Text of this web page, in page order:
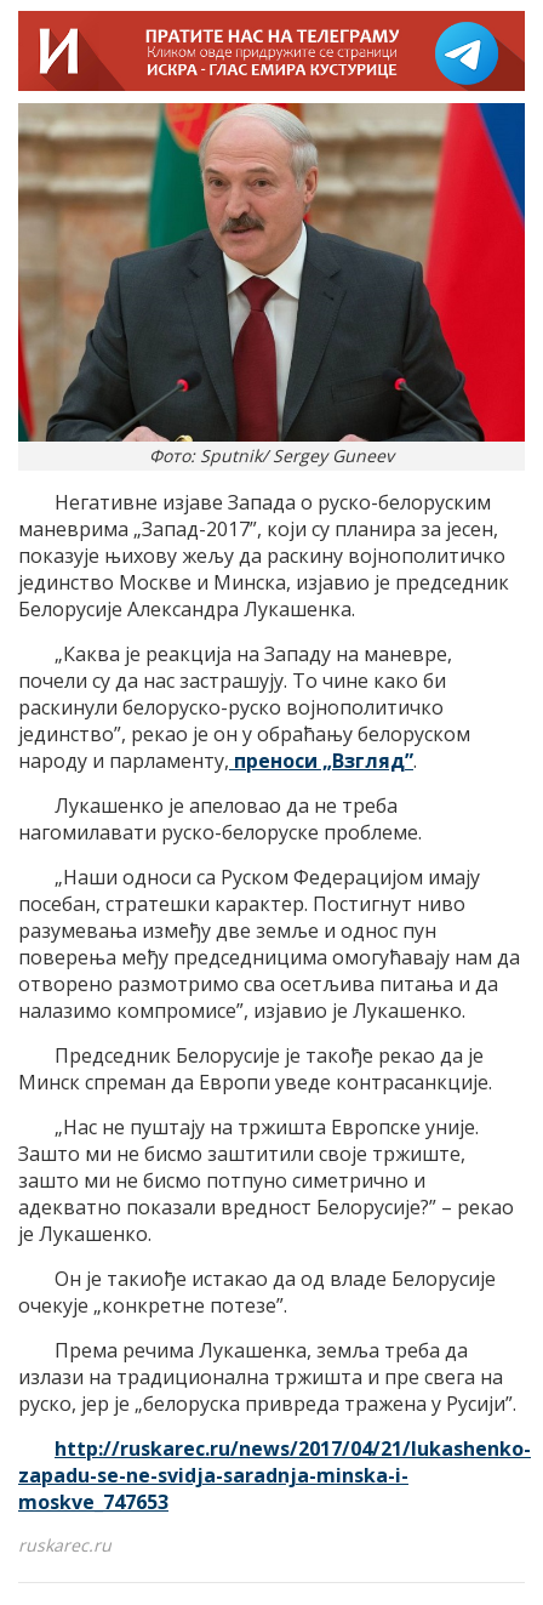
Фото: Sputnik/ Sergey Guneev
Негативне изјаве Запада о руско-белоруским
маневрима „Запад-2017”, који су планира за јесен,
показује њихову жељу да раскину војнополитичко
јединство Москве и Минска, изјавио је председник
Белорусије Александра Лукашенка.
„Каква је реакција на Западу на маневре,
почели су да нас застрашују. То чине како би
раскинули белоруско-руско војнополитичко
јединство”, рекао је он у обраћању белоруском
народу и парламенту, преноси „Взгляд”.
Лукашенко је апеловао да не треба
нагомилавати руско-белоруске проблеме.
„Наши односи са Руском Федерацијом имају
посебан, стратешки карактер. Постигнут ниво
разумевања између две земље и однос пун
поверења међу председницима омогућавају нам да
отворено размотримо сва осетљива питања и да
налазимо компромисе”, изјавио је Лукашенко.
Председник Белорусије је такође рекао да је
Минск спреман да Европи уведе контрасанкције.
„Нас не пуштају на тржишта Европске уније.
Зашто ми не бисмо заштитили своје тржиште,
зашто ми не бисмо потпуно симетрично и
адекватно показали вредност Белорусије?” – рекао
је Лукашенко.
Он је такиође истакао да од владе Белорусије
очекује „конкретне потезе”.
Према речима Лукашенка, земља треба да
излази на традиционална тржишта и пре свега на
руско, јер је „белоруска привреда тражена у Русији”.
http://ruskarec.ru/news/2017/04/21/lukashenko-
zapadu-se-ne-svidja-saradnja-minska-i-
moskve_747653
ruskarec.ru